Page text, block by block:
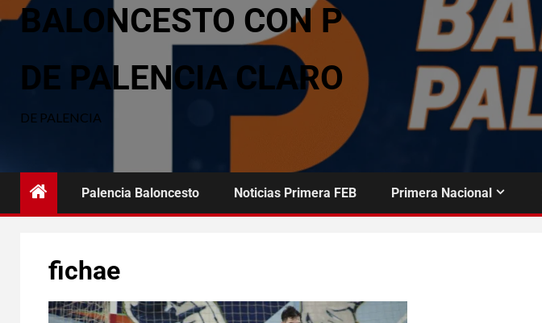
BALONCESTO CON P
DE PALENCIA CLARO
DE PALENCIA
Palencia Baloncesto Noticias Primera FEB Primera Nacional
fichae